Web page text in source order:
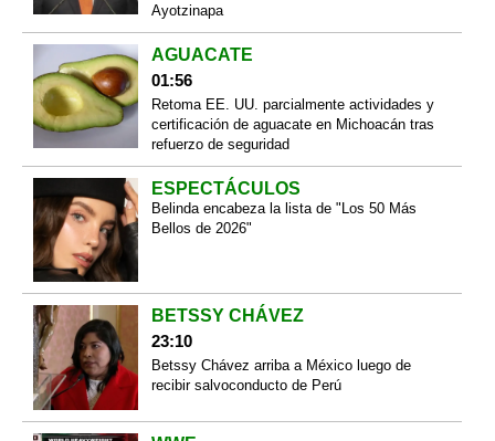
Ayotzinapa
AGUACATE
01:56
Retoma EE. UU. parcialmente actividades y
certificación de aguacate en Michoacán tras
refuerzo de seguridad
ESPECTÁCULOS
Belinda encabeza la lista de "Los 50 Más
Bellos de 2026"
BETSSY CHÁVEZ
23:10
Betssy Chávez arriba a México luego de
recibir salvoconducto de Perú